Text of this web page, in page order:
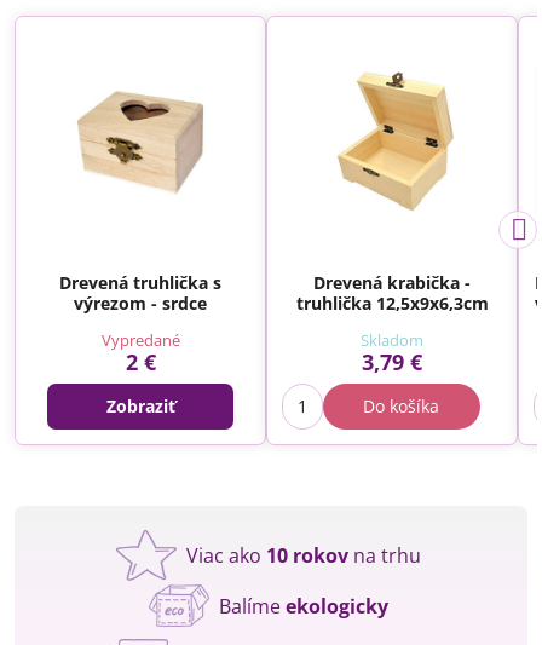
Drevená truhlička s
výrezom - srdce
Vypredané
2 €
Zobraziť
Drevená krabička -
truhlička 12,5x9x6,3cm
Skladom
3,79 €
Do košíka
Viac ako 10 rokov na trhu
Balímeekologicky